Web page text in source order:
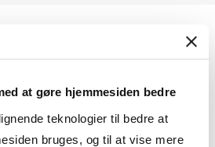
at gøre hjemmesiden bedre
teknologier til bedre at
bruges, og til at vise mere